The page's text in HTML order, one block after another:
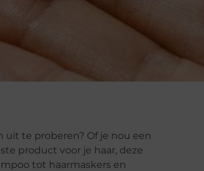
te proberen? Of je nou een
product voor je haar, deze
tot haarmaskers en